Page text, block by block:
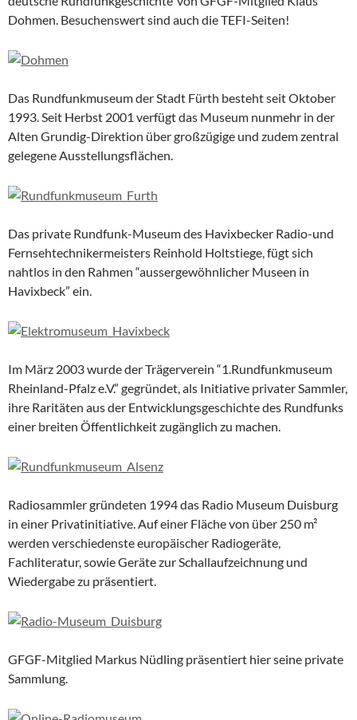
Dohmen. Besuchenswert sind auch die TEFI-Seiten!
Das Rundfunkmuseum der Stadt Fürth besteht seit Oktober
1993. Seit Herbst 2001 verfügt das Museum nunmehr in der
Alten Grundig-Direktion über großzügige und zudem zentral
gelegene Ausstellungsflächen.
Das private Rundfunk-Museum des Havixbecker Radio-und
Fernsehtechnikermeisters Reinhold Holtstiege, fügt sich
nahtlos in den Rahmen “aussergewöhnlicher Museen in
Havixbeck” ein.
Im März 2003 wurde der Trägerverein “1.Rundfunkmuseum
Rheinland-Pfalz e.V.” gegründet, als Initiative privater Sammler,
ihre Raritäten aus der Entwicklungsgeschichte des Rundfunks
einer breiten Öffentlichkeit zugänglich zu machen.
Radiosammler gründeten 1994 das Radio Museum Duisburg
in einer Privatinitiative. Auf einer Fläche von über 250 m²
werden verschiedenste europäischer Radiogeräte,
Fachliteratur, sowie Geräte zur Schallaufzeichnung und
Wiedergabe zu präsentiert.
GFGF-Mitglied Markus Nüdling präsentiert hier seine private
Sammlung.